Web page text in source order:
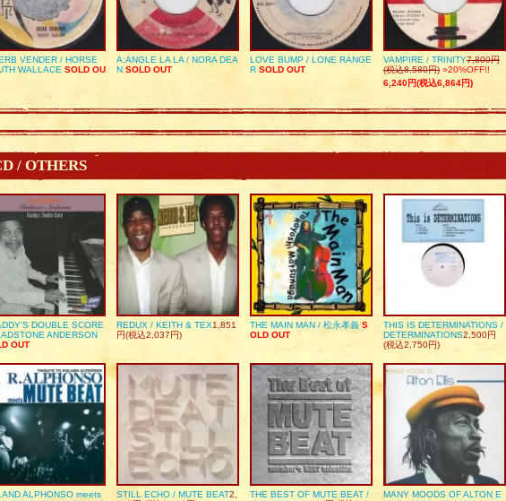
VENDER / HORSE
WALLACE SOLD OU
A:ANGLE LA LA / NORA DEA
N SOLD OUT
LOVE BUMP / LONE RANGE
R SOLD OUT
VAMPIRE / TRINITY7,800円
(税込8,580円) »20%OFF!!
6,240円(税込6,864円)
/ OTHERS
DOUBLE SCORE
ANDERSON
OUT
REDUX / KEITH & TEX1,851
円(税込2,037円)
THE MAIN MAN / 松永孝義 S
OLD OUT
THIS IS DETERMINATIONS /
DETERMINATIONS2,500円
(税込2,750円)
ALPHONSO meets
STILL ECHO / MUTE BEAT2,
THE BEST OF MUTE BEAT /
MANY MOODS OF ALTON E